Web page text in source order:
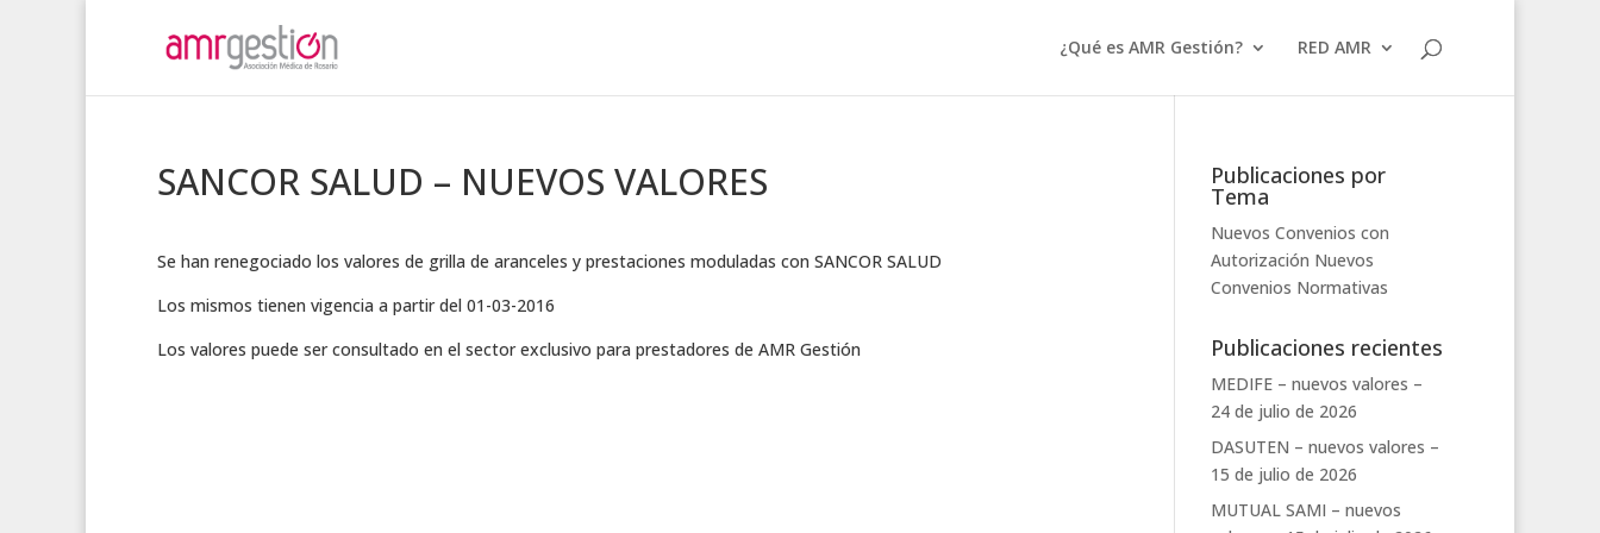
¿Qué es AMR Gestión? RED AMR
SANCOR SALUD – NUEVOS VALORES
Se han renegociado los valores de grilla de aranceles y prestaciones moduladas con SANCOR SALUD
Los mismos tienen vigencia a partir del 01-03-2016
Los valores puede ser consultado en el sector exclusivo para prestadores de AMR Gestión
Publicaciones por
Tema
Nuevos Convenios con
Autorización Nuevos
Convenios Normativas
Publicaciones recientes
MEDIFE – nuevos valores –
24 de julio de 2026
DASUTEN – nuevos valores –
15 de julio de 2026
MUTUAL SAMI – nuevos